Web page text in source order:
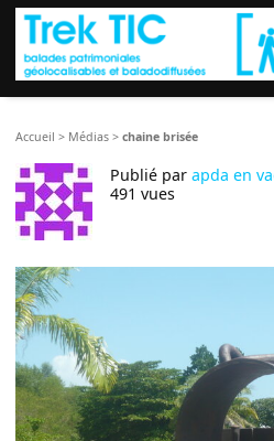
Accueil > Médias >chaine brisée
Publié parapda en
491 vues